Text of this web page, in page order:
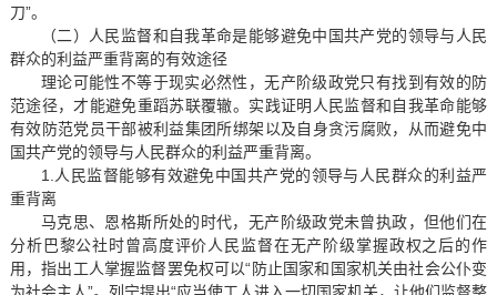
刀”。
（二）人民监督和自我革命是能够避免中国共产党的领导与人民
群众的利益严重背离的有效途径
理论可能性不等于现实必然性，无产阶级政党只有找到有效的防
范途径，才能避免重蹈苏联覆辙。实践证明人民监督和自我革命能够
有效防范党员干部被利益集团所绑架以及自身贪污腐败，从而避免中
国共产党的领导与人民群众的利益严重背离。
1.人民监督能够有效避免中国共产党的领导与人民群众的利益严
重背离
马克思、恩格斯所处的时代，无产阶级政党未曾执政，但他们在
分析巴黎公社时曾高度评价人民监督在无产阶级掌握政权之后的作
用，指出工人掌握监督罢免权可以“防止国家和国家机关由社会公仆变